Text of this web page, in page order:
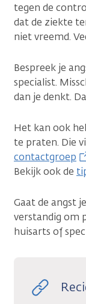
tegen de
dat de ziekte
niet vreemd.
Bespreek je
specialist.
dan je denkt.
Het kan ook
te praten. Die
contactgroep
Bekijk ook de
Gaat de angst
verstandig om
huisarts of